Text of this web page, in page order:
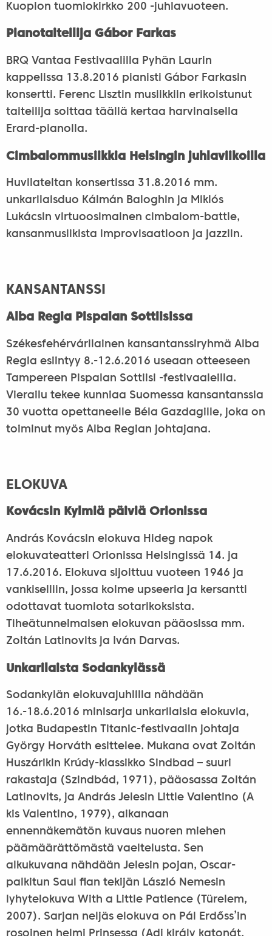
Kuopion tuomiokirkko 200 -juhlavuoteen.
Pianotaiteilija Gábor Farkas
BRQ Vantaa Festivaalilla Pyhän Laurin
kappelissa 13.8.2016 pianisti Gábor Farkasin
konsertti. Ferenc Lisztin musiikkiin erikoistunut
taiteilija soittaa täällä kertaa harvinaisella
Erard-pianolla.
Cimbalommusiikkia Helsingin juhlaviikoilla
Huvilateltan konsertissa 31.8.2016 mm.
unkarilaisduo Kálmán Baloghin ja Miklós
Lukácsin virtuoosimainen cimbalom-battle,
kansanmusiikista improvisaatioon ja jazziin.
KANSANTANSSI
Alba Regia Pispalan Sottiisissa
Székesfehérvárilainen kansantanssiryhmä Alba
Regia esiintyy 8.-12.6.2016 useaan otteeseen
Tampereen Pispalan Sottiisi -festivaaleilla.
Vierailu tekee kunniaa Suomessa kansantanssia
30 vuotta opettaneelle Béla Gazdagille, joka on
toiminut myös Alba Regian johtajana.
ELOKUVA
Kovácsin Kylmiä päiviä Orionissa
András Kovácsin elokuva Hideg napok
elokuvateatteri Orionissa Helsingissä 14. ja
17.6.2016. Elokuva sijoittuu vuoteen 1946 ja
vankiselliin, jossa kolme upseeria ja kersantti
odottavat tuomiota sotarikoksista.
Tiheätunnelmaisen elokuvan pääosissa mm.
Zoltán Latinovits ja Iván Darvas.
Unkarilaista Sodankylässä
Sodankylän elokuvajuhlilla nähdään
16.-18.6.2016 minisarja unkarilaisia elokuvia,
jotka Budapestin Titanic-festivaalin johtaja
György Horváth esittelee. Mukana ovat Zoltán
Huszárikin Krúdy-klassikko Sindbad – suuri
rakastaja (Szindbád, 1971), pääosassa Zoltán
Latinovits, ja András Jelesin Little Valentino (A
kis Valentino, 1979), aikanaan
ennennäkemätön kuvaus nuoren miehen
päämäärättömästä vaeltelusta. Sen
alkukuvana nähdään Jelesin pojan, Oscar-
palkitun Saul fian tekijän László Nemesin
lyhytelokuva With a Little Patience (Türelem,
2007). Sarjan neljäs elokuva on Pál Erdőss’in